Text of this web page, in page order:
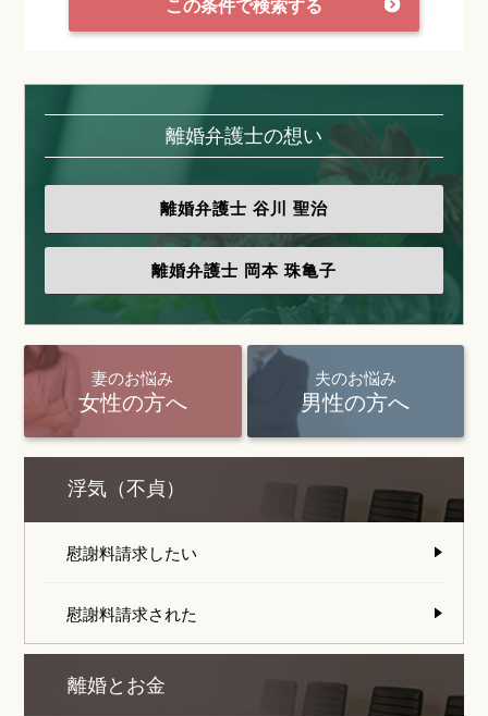
離婚弁護士の想い
離婚弁護士 谷川 聖治
離婚弁護士 岡本 珠亀子
妻のお悩み
女性の方へ
夫のお悩み
男性の方へ
浮気（不貞）
慰謝料請求したい
慰謝料請求された
離婚とお金